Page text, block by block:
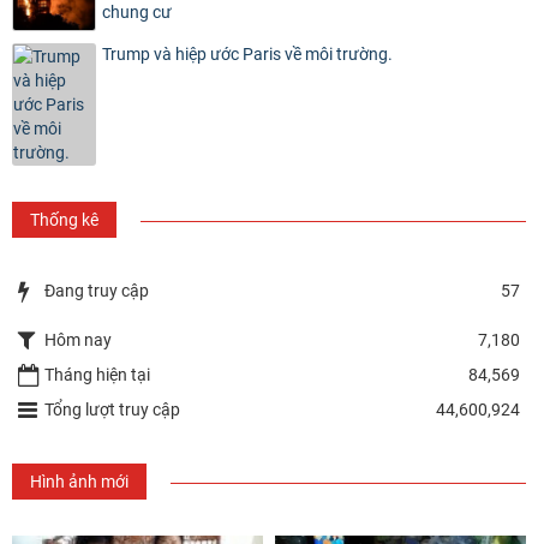
chung cư
Trump và hiệp ước Paris về môi trường.
Thống kê
Đang truy cập 57
Hôm nay
7,180
Tháng hiện tại
84,569
Tổng lượt truy cập
44,600,924
Hình ảnh mới